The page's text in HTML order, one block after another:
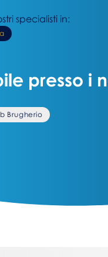
specialisti in:
presso i
Brugherio